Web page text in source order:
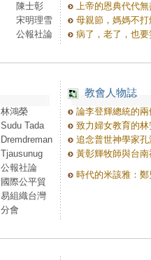
陳士彰
宋明理雪
公報社論
上帝的恩典代代無
母親節，媽媽不打
病了，老了，也要
林鴻榮
Sudu Tada
Dremdreman
Tjausunug
公報社論
國際公平貿
易組織台灣
分會
教會人物誌
論李登輝總統的兩
致力婦女教育的林
追念普世神學家孔
黃彰輝牧師與台南
時代的米該雅：鄭